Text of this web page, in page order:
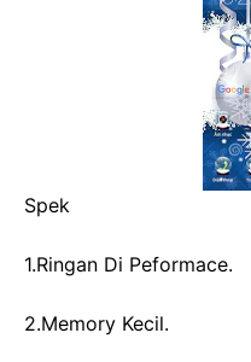
Spek
1.Ringan Di Peformace.
2.Memory Kecil.